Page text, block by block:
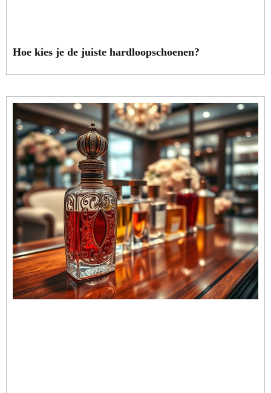
Hoe kies je de juiste hardloopschoenen?